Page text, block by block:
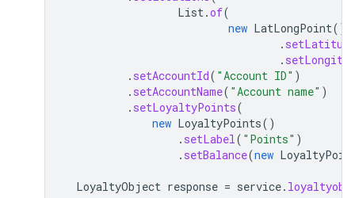
List.of(
new LatLongPoint()
. setLatitude
.
. setAccountId( "Account ID" )
. setAccountName( "Account name" )
. setLoyaltyPoints(
new LoyaltyPoints()
. setLabel( "Points" )
. setBalance(new
LoyaltyObject response = service.